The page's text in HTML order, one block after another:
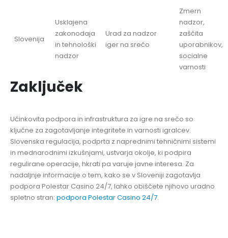
Slovenija
Usklajena
zakonodaja
in tehnološki
nadzor
Urad za nadzor
iger na srečo
Zmern
nadzor,
zaščita
uporabnikov,
socialne
varnosti
Zaključek
Učinkovita podpora in infrastruktura za igre na srečo so
ključne za zagotavljanje integritete in varnosti igralcev.
Slovenska regulacija, podprta z naprednimi tehničnimi sistemi
in mednarodnimi izkušnjami, ustvarja okolje, ki podpira
regulirane operacije, hkrati pa varuje javne interesa. Za
nadaljnje informacije o tem, kako se v Sloveniji zagotavlja
podpora Polestar Casino 24/7, lahko obiščete njihovo uradno
spletno stran: podpora Polestar Casino 24/7.